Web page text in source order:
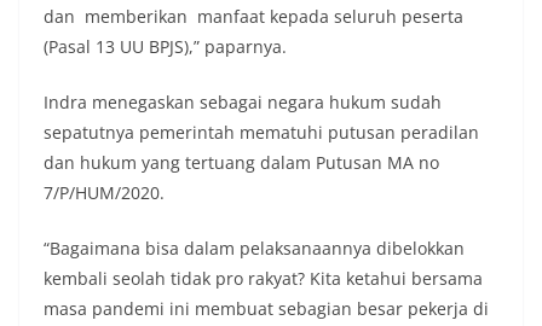
dan memberikan manfaat kepada seluruh peserta
(Pasal 13 UU BPJS),” paparnya.
Indra menegaskan sebagai negara hukum sudah
sepatutnya pemerintah mematuhi putusan peradilan
dan hukum yang tertuang dalam Putusan MA no
7/P/HUM/2020.
“Bagaimana bisa dalam pelaksanaannya dibelokkan
kembali seolah tidak pro rakyat? Kita ketahui bersama
masa pandemi ini membuat sebagian besar pekerja di